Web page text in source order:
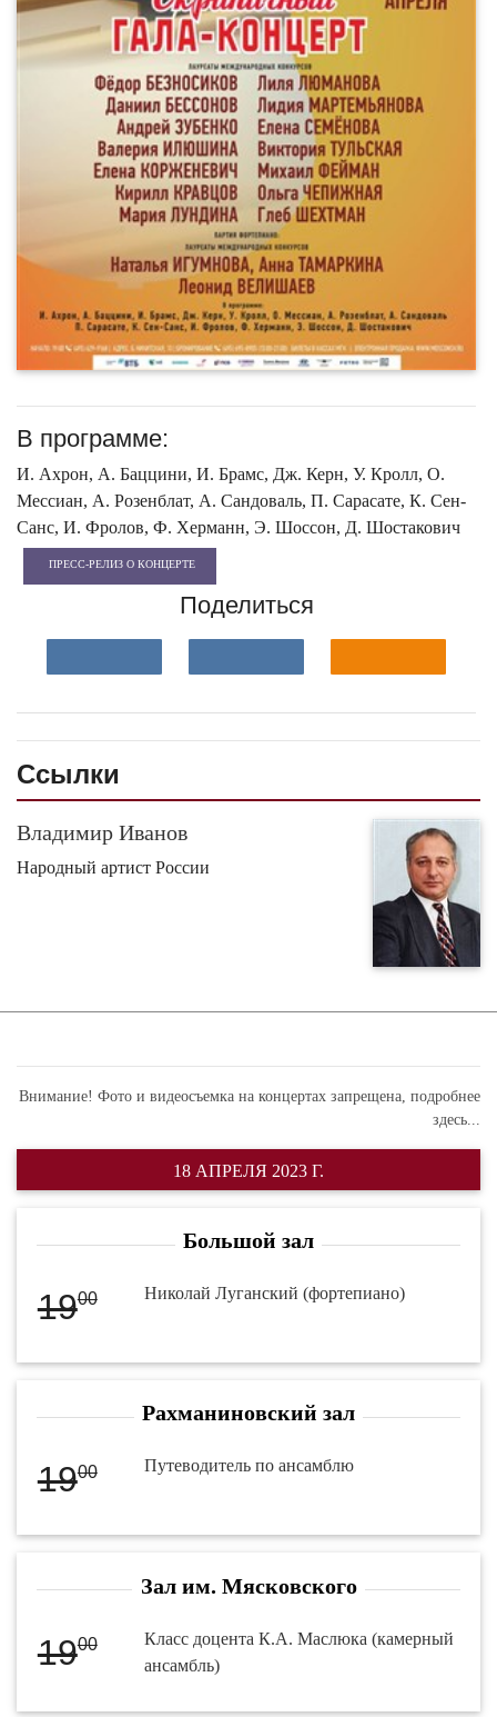
В программе:
И. Ахрон, А. Баццини, И. Брамс, Дж. Керн, У. Кролл, О.
Мессиан, А. Розенблат, А. Сандоваль, П. Сарасате, К. Сен-
Санс, И. Фролов, Ф. Херманн, Э. Шоссон, Д. Шостакович
ПРЕСС-РЕЛИЗ О КОНЦЕРТЕ
Поделиться
Ссылки
Владимир Иванов
Народный артист России
Внимание! Фото и видеосъемка на концертах запрещена, подробнее
здесь...
18 АПРЕЛЯ 2023 Г.
Большой зал
1900 Николай Луганский (фортепиано)
Рахманиновский зал
1900 Путеводитель по ансамблю
Зал им. Мясковского
1900
Класс доцента К.А. Маслюка (камерный
ансамбль)